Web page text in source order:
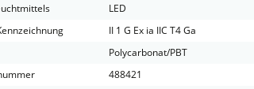
LED
II 1 G Ex ia IIC T4 Ga
Polycarbonat/PBT
488421